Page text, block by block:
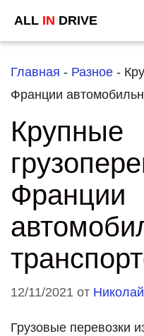
ALL IN DRIVE
Главная - Разное -
Франции
Крупные
Франции
12/11/2021 от
Грузовые перевозки